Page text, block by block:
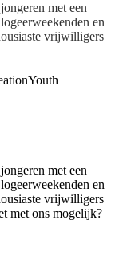
met een
en
vrijwilligers
Youth
met een
en
vrijwilligers
met ons mogelijk?